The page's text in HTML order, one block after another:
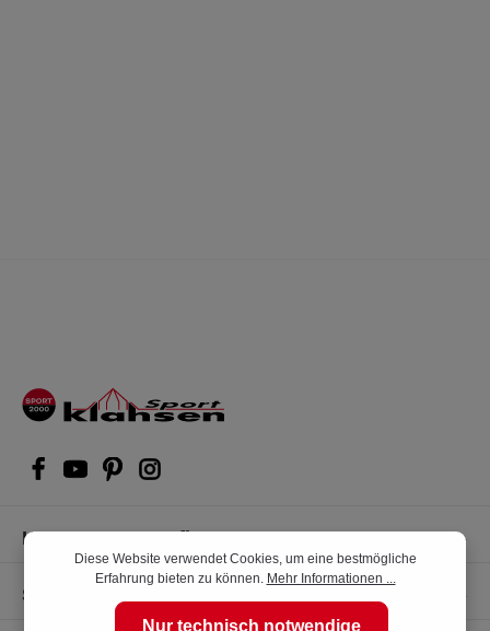
Kompetente Kaufberatung
Shop Service
Diese Website verwendet Cookies, um eine bestmögliche
Erfahrung bieten zu können. Mehr Informationen ...
Nur technisch notwendige